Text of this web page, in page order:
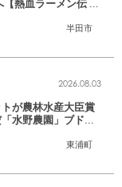
半田市
【熱血ラーメン伝 8
東浦町
2026.08.03
が農林水産大臣賞
水野農園」ブドウ